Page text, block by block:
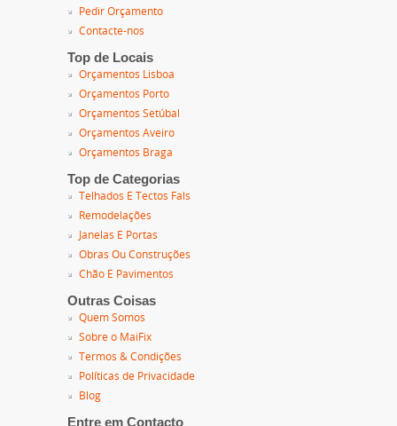
Pedir Orçamento
Contacte-nos
Top de Locais
Orçamentos Lisboa
Orçamentos Porto
Orçamentos Setúbal
Orçamentos Aveiro
Orçamentos Braga
Top de Categorias
Telhados E Tectos Fals
Remodelações
Janelas E Portas
Obras Ou Construções
Chão E Pavimentos
Outras Coisas
Quem Somos
Sobre o MaiFix
Termos & Condições
Políticas de Privacidade
Blog
Entre em Contacto